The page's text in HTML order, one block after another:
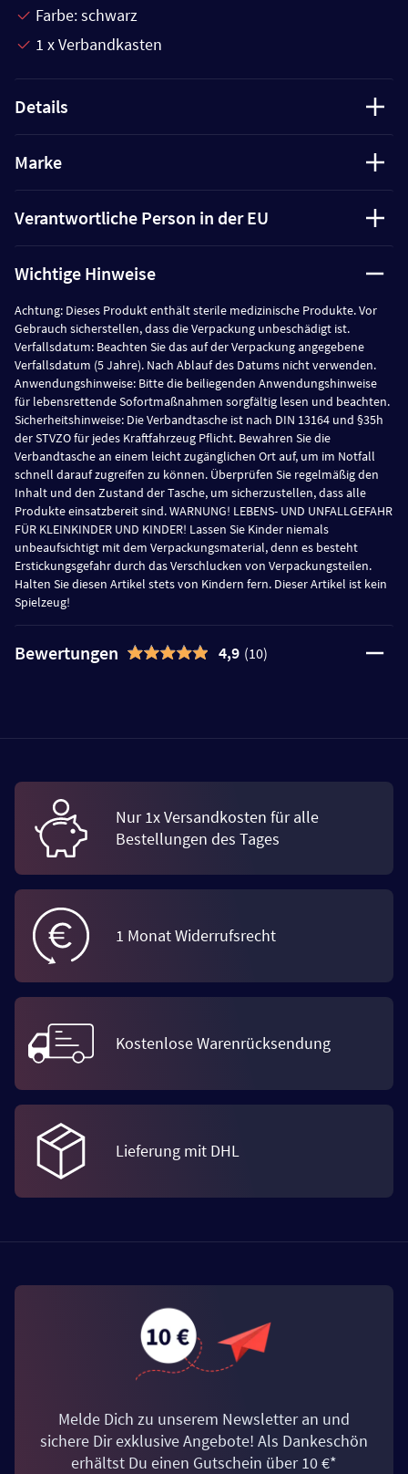
Farbe: schwarz
1 x Verbandkasten
Details
Marke
Verantwortliche Person in der EU
Wichtige Hinweise
Achtung: Dieses Produkt enthält sterile medizinische Produkte. Vor
Gebrauch sicherstellen, dass die Verpackung unbeschädigt ist.
Verfallsdatum: Beachten Sie das auf der Verpackung angegebene
Verfallsdatum (5 Jahre). Nach Ablauf des Datums nicht verwenden.
Anwendungshinweise: Bitte die beiliegenden Anwendungshinweise
für lebensrettende Sofortmaßnahmen sorgfältig lesen und beachten.
Sicherheitshinweise: Die Verbandtasche ist nach DIN 13164 und §35h
der STVZO für jedes Kraftfahrzeug Pflicht. Bewahren Sie die
Verbandtasche an einem leicht zugänglichen Ort auf, um im Notfall
schnell darauf zugreifen zu können. Überprüfen Sie regelmäßig den
Inhalt und den Zustand der Tasche, um sicherzustellen, dass alle
Produkte einsatzbereit sind. WARNUNG! LEBENS- UND UNFALLGEFAHR
FÜR KLEINKINDER UND KINDER! Lassen Sie Kinder niemals
unbeaufsichtigt mit dem Verpackungsmaterial, denn es besteht
Erstickungsgefahr durch das Verschlucken von Verpackungsteilen.
Halten Sie diesen Artikel stets von Kindern fern. Dieser Artikel ist kein
Spielzeug!
Bewertungen 4,9 (10)
Nur 1x Versandkosten für alle
Bestellungen des Tages
1 Monat Widerrufsrecht
Kostenlose Warenrücksendung
Lieferung mit DHL
Melde Dich zu unserem Newsletter an und
sichere Dir exklusive Angebote! Als Dankeschön
erhältst Du einen Gutschein über 10 €*